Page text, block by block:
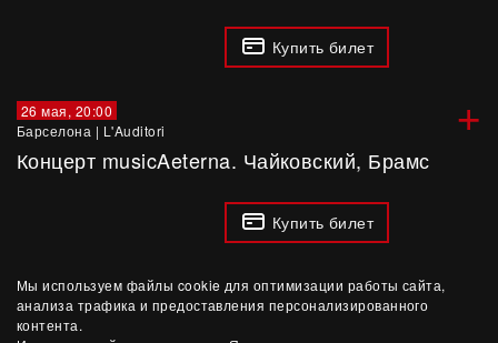
Мы используем файлы cookie для оптимизации работы сайта,
анализа трафика и предоставления персонализированного
контента.
Купить билет
+
26 мая, 20:00
Барселона | L'Auditori
Концерт musicAeterna. Чайковский, Брамс
Купить билет